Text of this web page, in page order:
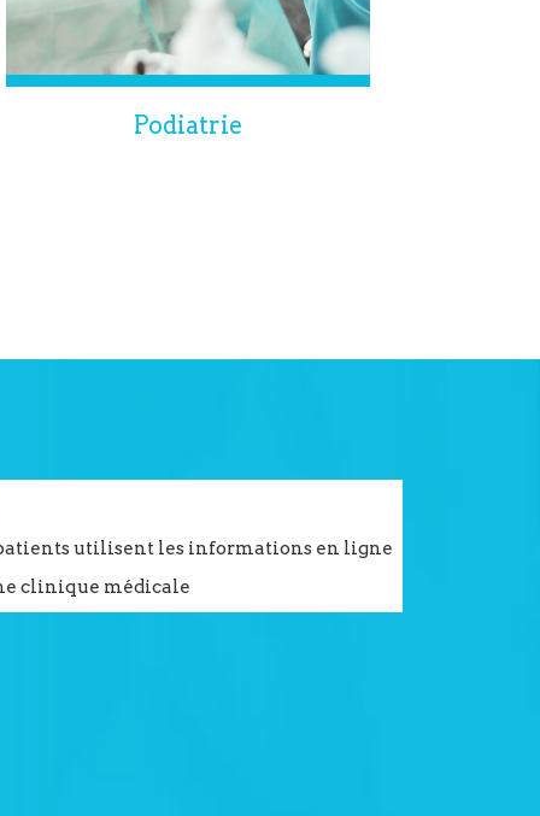
Podiatrie
utilisent les informations en ligne
clinique médicale